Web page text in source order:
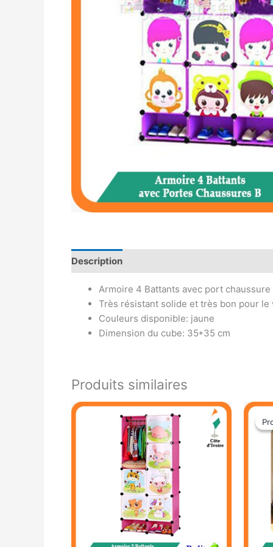
Description
Armoire 4 Battants avec port chaussure
Très résistant solide et très bon pour le
Couleurs disponible: jaune
Dimension du cube: 35*35 cm
Produits similaires